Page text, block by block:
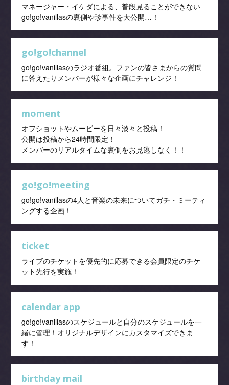
マネージャー・イケダによる、普段見ることができない
go!go!vanillasの裏側や珍事件を大公開…！
go!go!channel
go!go!vanillasのラジオ番組。ファンの皆さまからの質問
に答えたりメンバーが様々な企画にチャレンジ！
moment
オフショットやムービーを日々淡々と投稿！
公開は投稿から24時間限定！
メンバーのリアルタイムな裏側をお見逃しなく！！
go!go!meeting
go!go!vanillasの4人と音楽の未来についてガチ・ミーティ
ングする企画！
ticket
ライブのチケットを優先的に応募できる会員限定のチケ
ット先行を実施！
calendar app
go!go!vanillasのスケジュールと自分のスケジュールを一
緒に管理！オリジナルデザインにカスタマイズできま
す！
birthday mail